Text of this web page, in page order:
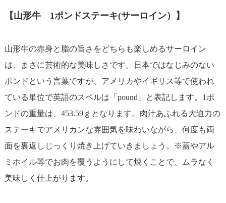
【山形牛 1ポンドステーキ(サーロイン）】
山形牛の赤身と脂の旨さをどちらも楽しめるサーロイン
は、まさに芸術的な美味しさです。日本ではなじみのない
ポンドという言葉ですが、アメリカやイギリス等で使われ
ている単位で英語のスペルは「pound」と表記します。1ポ
ンドの重量は、453.59ｇとなります。肉汁あふれる大迫力の
ステーキでアメリカンな雰囲気を味わいながら、何度も両
面を裏返しじっくり焼き上げていきましょう。※蓋やアル
ミホイル等でお肉を覆うようにして焼くことで、ムラなく
美味しく仕上がります。